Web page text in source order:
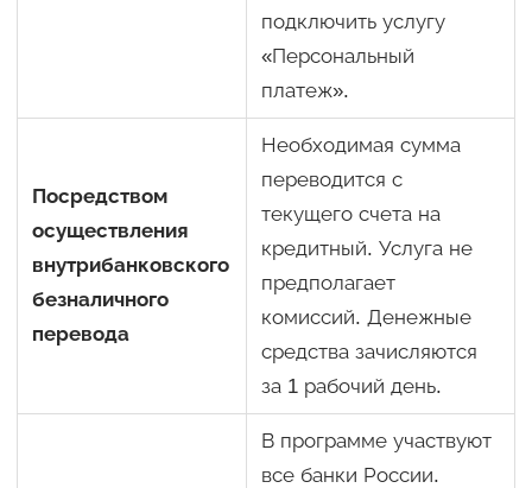
подключить услугу
«Персональный
платеж».
Посредством
осуществления
внутрибанковского
безналичного
перевода
Необходимая сумма
переводится с
текущего счета на
кредитный. Услуга не
предполагает
комиссий. Денежные
средства зачисляются
за 1 рабочий день.
В программе участвуют
все банки России.